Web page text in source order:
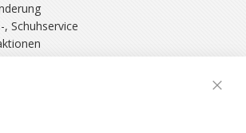
, Schuhservice